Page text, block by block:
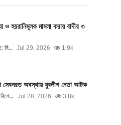
ও হয়রানিমূলক মামলা করায় বাদীর ৩
নি... Jul 29, 2026 1.9k
সেবনরত অবস্থায় যুবলীগ নেতা আটক
Jul 28, 2026 3.8k